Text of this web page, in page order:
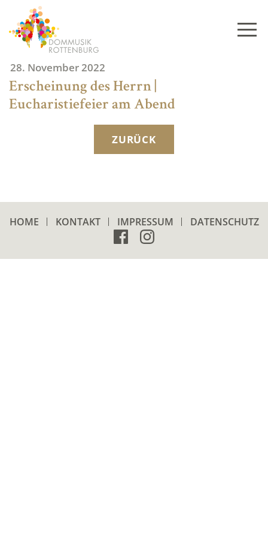
content
28. November 2022
Erscheinung des Herrn |
Eucharistiefeier am Abend
ZURÜCK
HOME KONTAKT IMPRESSUM DATENSCHUTZ